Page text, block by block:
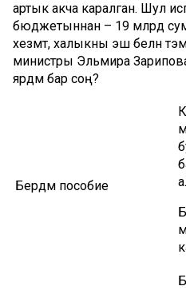
артык акча каралган. Шул
бюджетыннан – 19 млрд
хезмәт, халыкны эш белән
министры Эльмира Зарипова
ярдәм бар соң?
Бердәм пособие